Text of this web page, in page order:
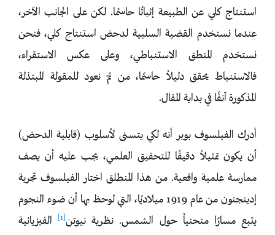
استنتاج كلي عن الطبيعة إثباتًا حاسمًا. لكن على الجانب الآخر،
عندما نستخدم القضية السلبية لدحض استنتاج كلي، فنحن
نستخدم المنطق الاستنباطي، وعلى عكس الاستقراء،
فالاستنباط يحقق دليلاً حاسمًا، من ثمّ نعود للمقولة المبتذلة
المذكورة آنفًا في بداية المقال.
أدرك الفيلسوف بوبر أنه لكي يتسنى لأسلوب (قابلية الدحض)
أن يكون تمثيلاً دقيقًا للتحقيق العلمي، يجب عليه أن يصف
ممارسة علمية واقعية. من هذا المنطلق اختار الفيلسوف تجربة
إدينجتون من عام 1919 ميلاديًا، التي لوحظ بها أن ضوء النجوم
يتبع مسارًا منحنياً حول الشمس. نظرية نيوتن[1]
الفيزيائية